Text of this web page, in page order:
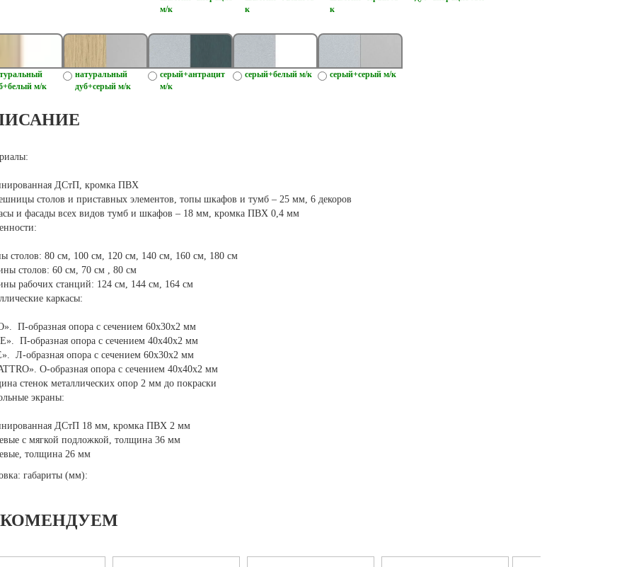
м/к
к
к
м/к
натуральный
дуб+серый м/к
серый+антрацит
м/к
серый+белый м/к серый+серый м/к
ДСтП, кромка ПВХ
столов и приставных элементов, топы шкафов и тумб – 25 мм, 6 декоров
и фасады всех видов тумб и шкафов – 18 мм, кромка ПВХ 0,4 мм
столов: 80 см, 100 см, 120 см, 140 см, 160 см, 180 см
столов: 60 см, 70 см , 80 см
рабочих станций: 124 см, 144 см, 164 см
каркасы:
П-образная опора с сечением 60х30х2 мм
П-образная опора с сечением 40х40х2 мм
Л-образная опора с сечением 60х30х2 мм
О-образная опора с сечением 40х40х2 мм
стенок металлических опор 2 мм до покраски
экраны:
ДСтП 18 мм, кромка ПВХ 2 мм
с мягкой подложкой, толщина 36 мм
толщина 26 мм
габариты (мм):